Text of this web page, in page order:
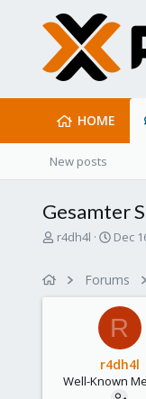
HOME
New posts
Gesamter
T
a
r4dh4l
S
r
t
d
a
t
e
Dec
Forums
R
r4dh4l
Well-Known